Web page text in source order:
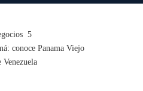
conoce Panama Viejo
Venezuela